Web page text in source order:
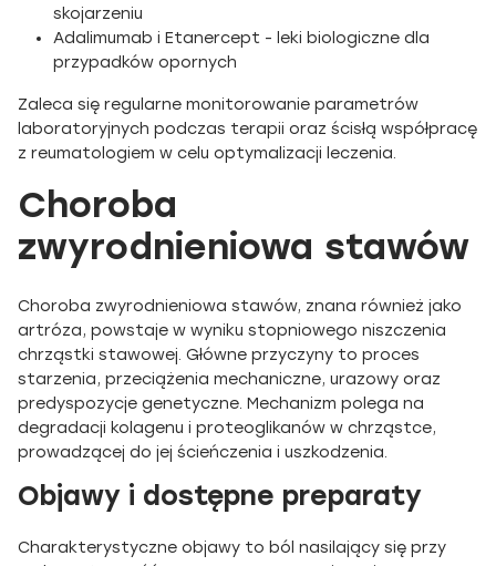
skojarzeniu
Adalimumab i Etanercept - leki biologiczne dla
przypadków opornych
Zaleca się regularne monitorowanie parametrów
laboratoryjnych podczas terapii oraz ścisłą współpracę
z reumatologiem w celu optymalizacji leczenia.
Choroba
zwyrodnieniowa stawów
Choroba zwyrodnieniowa stawów, znana również jako
artróza, powstaje w wyniku stopniowego niszczenia
chrząstki stawowej. Główne przyczyny to proces
starzenia, przeciążenia mechaniczne, urazowy oraz
predyspozycje genetyczne. Mechanizm polega na
degradacji kolagenu i proteoglikanów w chrząstce,
prowadzącej do jej ścieńczenia i uszkodzenia.
Objawy i dostępne preparaty
Charakterystyczne objawy to ból nasilający się przy